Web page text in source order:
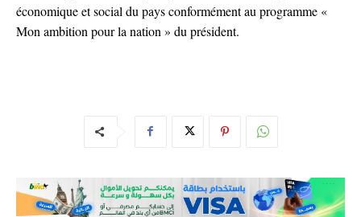
économique et social du pays conformément au programme «
Mon ambition pour la nation » du président.